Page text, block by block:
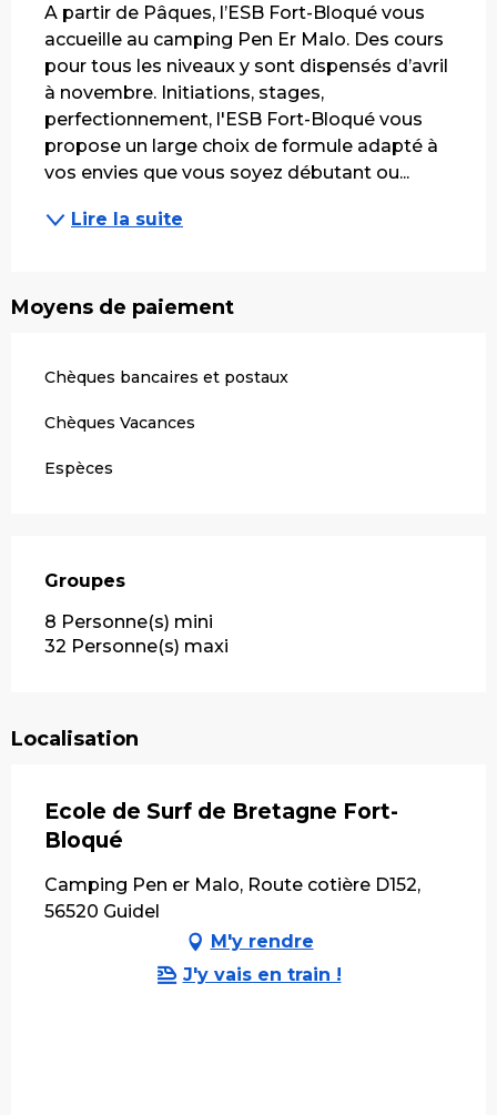
A partir de Pâques, l’ESB Fort-Bloqué vous
accueille au camping Pen Er Malo. Des cours
pour tous les niveaux y sont dispensés d’avril
à novembre. Initiations, stages,
perfectionnement, l'ESB Fort-Bloqué vous
propose un large choix de formule adapté à
vos envies que vous soyez débutant ou...
Lire la suite
Moyens de paiement
Chèques bancaires et postaux
Chèques Vacances
Espèces
Groupes
Groupes
8 Personne(s) mini
32 Personne(s) maxi
Localisation
Ecole de Surf de Bretagne Fort-
Bloqué
Camping Pen er Malo, Route cotière D152,
56520 Guidel
M'y rendre
J'y vais en train !